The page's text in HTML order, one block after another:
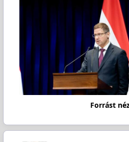
Forrást